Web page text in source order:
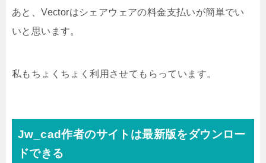
あと、Vectorはシェアウェアの料金支払いが簡単でい
いと思います。
私もちょくちょく利用させてもらっています。
Jw_cad作者のサイトは最新版をダウンロー
ドできる